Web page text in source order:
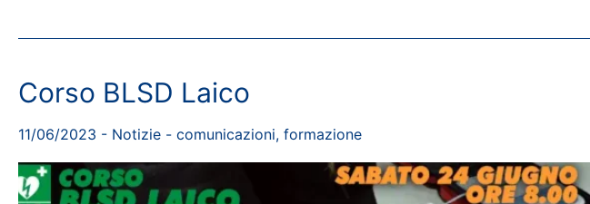
Corso BLSD Laico
11/06/2023 - Notizie - comunicazioni, formazione